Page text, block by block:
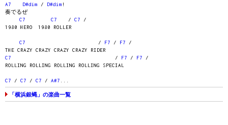
A7
D#dim / D#dim !
奏でるぜ
C7
C7 / C7 /
1980 HERO 1980 ROLLER
C7 / F7 / F7 /
THE CRAZY CRAZY CRAZY CRAZY RIDER
C7 / F7 / F7 /
ROLLING ROLLING ROLLING ROLLING SPECIAL
C7 / C7 / C7 / A#7
「横浜銀蝿」の楽曲一覧